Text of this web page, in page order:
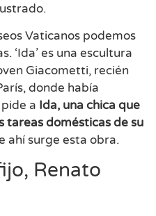
Vaticanos podemos
‘Ida’ es una escultura
Giacometti, recién
donde había
a Ida, una chica que
tareas domésticas de su
ahí surge esta obra.
Renato